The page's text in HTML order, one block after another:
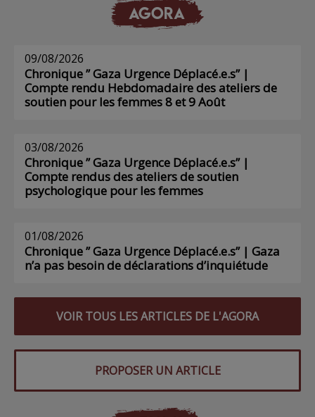
AGORA
09/08/2026
Chronique ” Gaza Urgence Déplacé.e.s” |
Compte rendu Hebdomadaire des ateliers de
soutien pour les femmes 8 et 9 Août
03/08/2026
Chronique ” Gaza Urgence Déplacé.e.s” |
Compte rendus des ateliers de soutien
psychologique pour les femmes
01/08/2026
Chronique ” Gaza Urgence Déplacé.e.s” | Gaza
n’a pas besoin de déclarations d’inquiétude
VOIR TOUS LES ARTICLES DE L'AGORA
PROPOSER UN ARTICLE